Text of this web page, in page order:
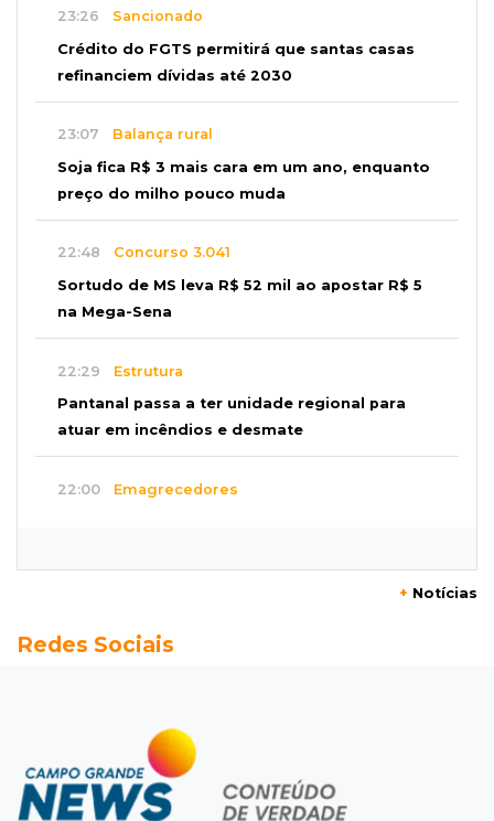
23:26 Sancionado
Crédito do FGTS permitirá que santas casas
refinanciem dívidas até 2030
23:07 Balança rural
Soja fica R$ 3 mais cara em um ano, enquanto
preço do milho pouco muda
22:48 Concurso 3.041
Sortudo de MS leva R$ 52 mil ao apostar R$ 5
na Mega-Sena
22:29 Estrutura
Pantanal passa a ter unidade regional para
atuar em incêndios e desmate
22:00 Emagrecedores
Granizo danifica telhados e plantações
Agregado
Inter perde para o Corinthians mas avança às
quartas da Copa do Brasil
+ Notícias
Redes Sociais